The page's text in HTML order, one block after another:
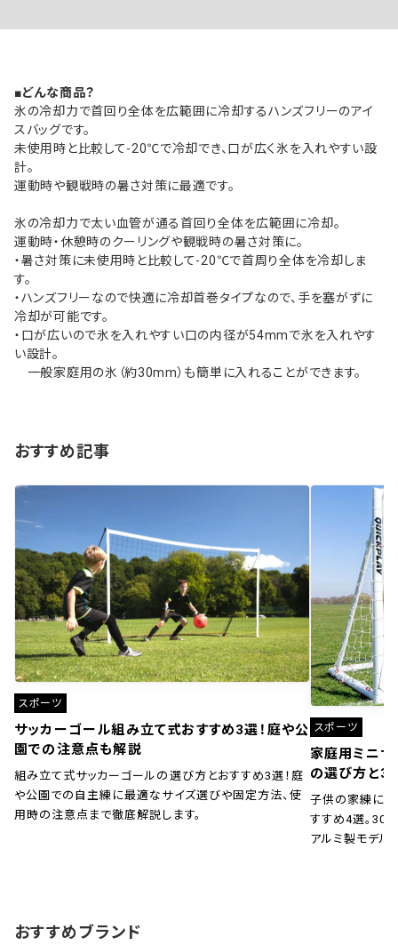
■どんな商品？
氷の冷却力で首回り全体を広範囲に冷却するハンズフリーのアイ
スバッグです。
未使用時と比較して-20℃で冷却でき、口が広く氷を入れやすい設
計。
運動時や観戦時の暑さ対策に最適です。
氷の冷却力で太い血管が通る首回り全体を広範囲に冷却。
運動時・休憩時のクーリングや観戦時の暑さ対策に。
・暑さ対策に未使用時と比較して-20℃で首周り全体を冷却しま
す。
・ハンズフリーなので快適に冷却首巻タイプなので、手を塞がずに
冷却が可能です。
・口が広いので氷を入れやすい口の内径が54mmで氷を入れやす
い設計。
一般家庭用の氷（約30mm）も簡単に入れることができます。
おすすめ記事
スポーツ
サッカーゴール組み立て式おすすめ3選！庭や公
園での注意点も解説
組み立て式サッカーゴールの選び方とおすすめ3選！庭
や公園での自主練に最適なサイズ選びや固定方法、使
用時の注意点まで徹底解説します。
スポーツ
家庭用ミニサ
の選び方と
子供の家練に！
すすめ4選。30
アルミ製モデル
おすすめブランド